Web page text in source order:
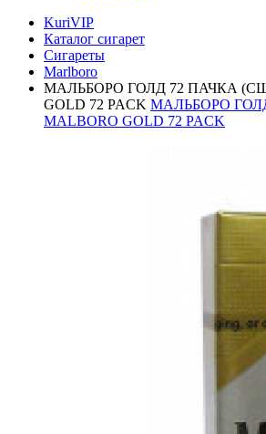
KuriVIP
Каталог сигарет
Сигареты
Marlboro
МАЛЬБОРО ГОЛД 72 ПАЧКА
GOLD 72 PACK МАЛЬБОРО
MALBORO GOLD 72 PACK